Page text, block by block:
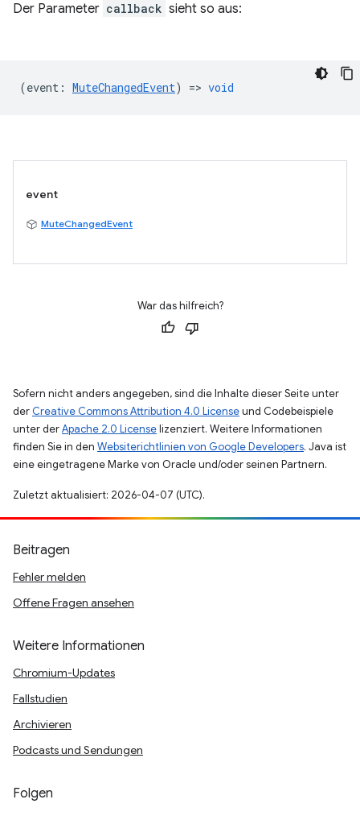
Der Parameter callback sieht so aus:
(event : MuteChangedEvent) => void
event
MuteChangedEvent
War das hilfreich?
Sofern nicht anders angegeben, sind die Inhalte dieser Seite unter
der Creative Commons Attribution 4.0 Licenseund Codebeispiele
unter derApache 2.0 Licenselizenziert. Weitere Informationen
finden Sie in den Websiterichtlinien von Google Developers. Java ist
eine eingetragene Marke von Oracle und/oder seinen Partnern.
Zuletzt aktualisiert: 2026-04-07 (UTC).
Beitragen
Fehler melden
Offene Fragen ansehen
Weitere Informationen
Chromium-Updates
Fallstudien
Archivieren
Podcasts und Sendungen
Folgen